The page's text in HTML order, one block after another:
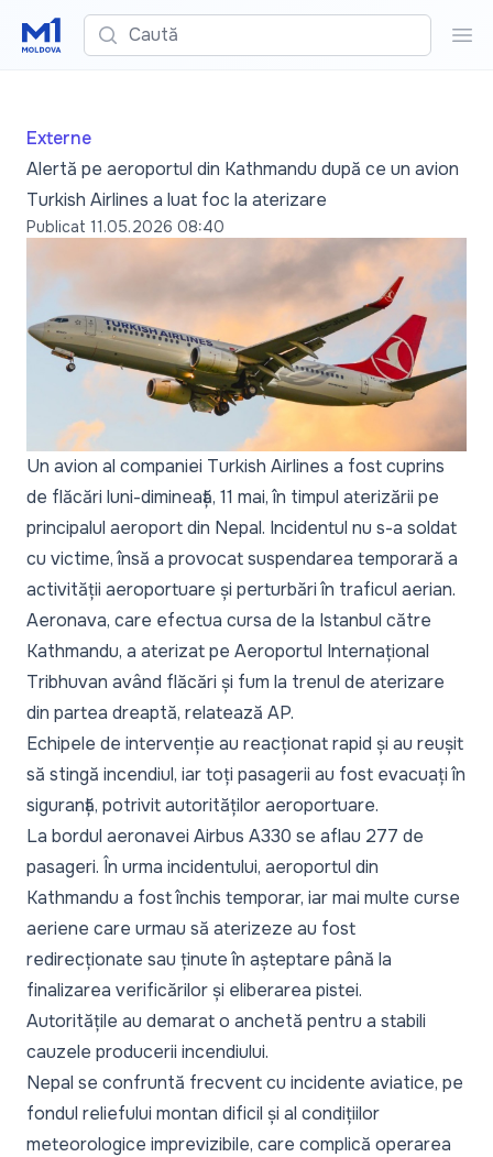
Caută
Externe
Alertă pe aeroportul din Kathmandu după ce un avion
Turkish Airlines a luat foc la aterizare
Publicat 11.05.2026 08:40
Un avion al companiei Turkish Airlines a fost cuprins
de flăcări luni-dimineață, 11 mai, în timpul aterizării pe
principalul aeroport din Nepal. Incidentul nu s-a soldat
cu victime, însă a provocat suspendarea temporară a
activității aeroportuare și perturbări în traficul aerian.
Aeronava, care efectua cursa de la Istanbul către
Kathmandu, a aterizat pe Aeroportul Internațional
Tribhuvan având flăcări și fum la trenul de aterizare
din partea dreaptă, relatează AP.
Echipele de intervenție au reacționat rapid și au reușit
să stingă incendiul, iar toți pasagerii au fost evacuați în
siguranță, potrivit autorităților aeroportuare.
La bordul aeronavei Airbus A330 se aflau 277 de
pasageri. În urma incidentului, aeroportul din
Kathmandu a fost închis temporar, iar mai multe curse
aeriene care urmau să aterizeze au fost
redirecționate sau ținute în așteptare până la
finalizarea verificărilor și eliberarea pistei.
Autoritățile au demarat o anchetă pentru a stabili
cauzele producerii incendiului.
Nepal se confruntă frecvent cu incidente aviatice, pe
fondul reliefului montan dificil și al condițiilor
meteorologice imprevizibile, care complică operarea